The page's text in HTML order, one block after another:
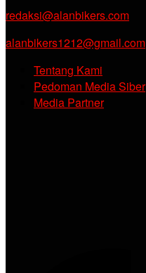
redaksi@alanbikers.com
alanbikers1212@gmail.com
Tentang Kami
Pedoman Media Siber
Media Partner